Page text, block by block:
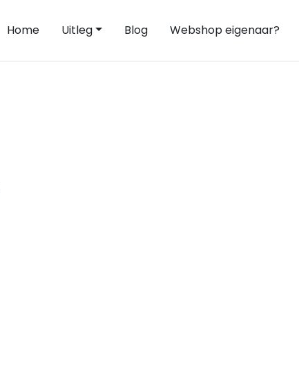
Home Uitleg Blog Webshop eigenaar?